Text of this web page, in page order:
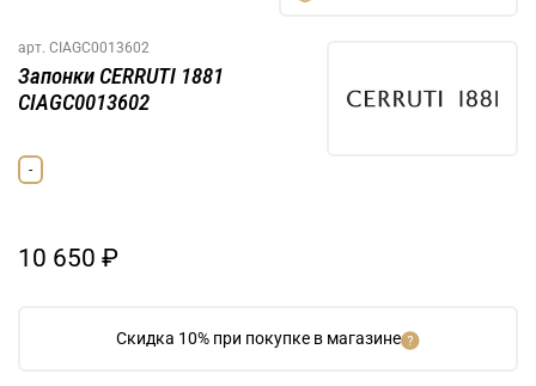
арт. CIAGC0013602
Скидка 10% при покупке в магазине
Запонки CERRUTI 1881
CIAGC0013602
-
10 650 ₽